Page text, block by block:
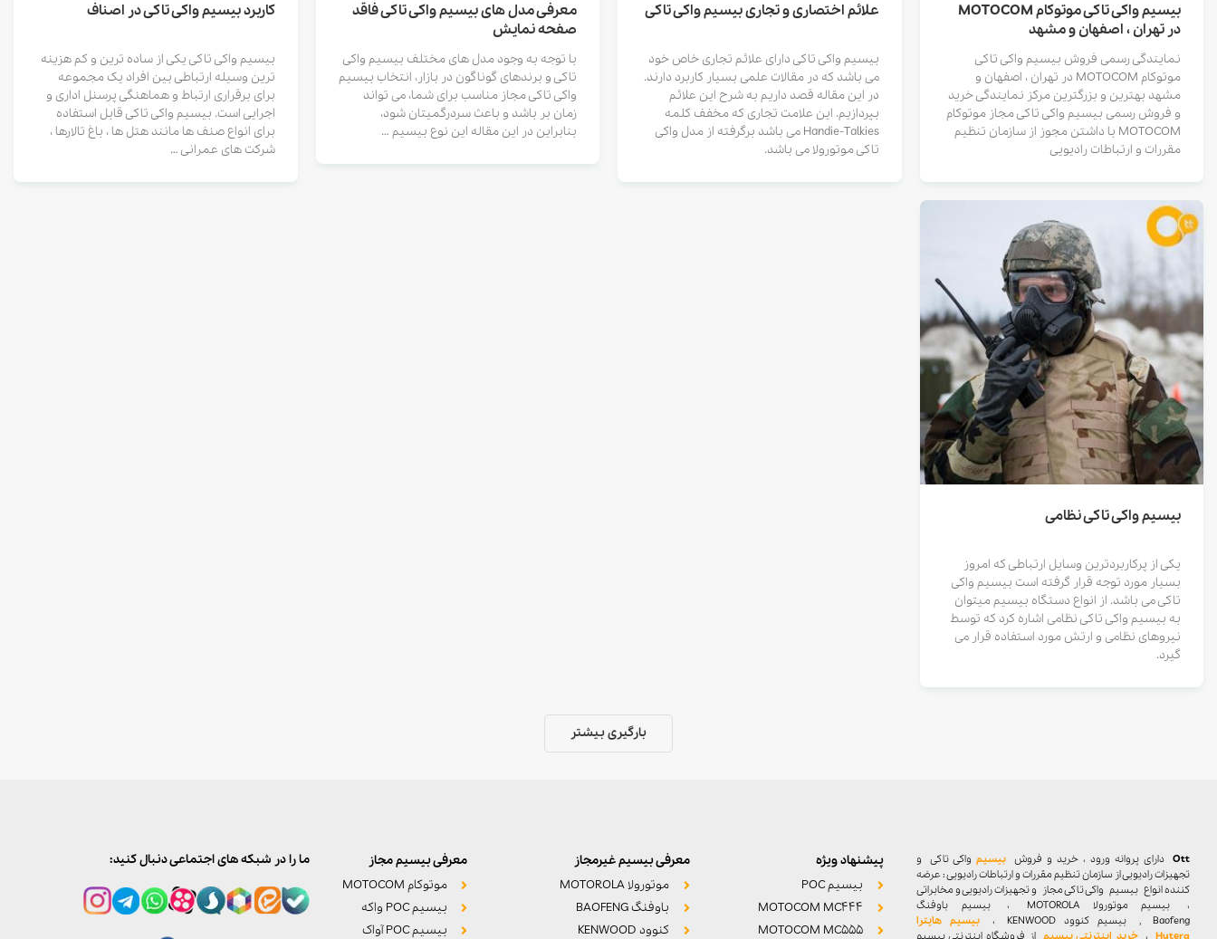
بیسیم واکی تاکی موتوکام MOTOCOM
در تهران ، اصفهان و مشهد
نمایندگی رسمی فروش بیسیم واکی تاکی
موتوکام MOTOCOM در تهران ، اصفهان و
مشهد بهترین و بزرگترین مرکز نمایندگی خرید
و فروش رسمی بیسیم واکی تاکی مجاز موتوکام
MOTOCOM با داشتن مجوز از سازمان تنظیم
مقررات و ارتباطات رادیویی
علائم اختصاری و تجاری بیسیم واکی تاکی
بیسیم واکی تاکی دارای علائم تجاری خاص خود
می باشد که در مقالات علمی بسیار کاربرد دارند.
در این مقاله قصد داریم به شرح این علائم
بپردازیم. این علامت تجاری که مخفف کلمه
Handie-Talkies می باشد برگرفته از مدل واکی
تاکی موتورولا می باشد.
معرفی مدل های بیسیم واکی تاکی فاقد
صفحه نمایش
با توجه به وجود مدل های مختلف بیسیم واکی
تاکی و برندهای گوناگون در بازار، انتخاب بیسیم
واکی تاکی مجاز مناسب برای شما، می تواند
زمان بر باشد و باعث سردرگمیتان شود،
بنابراین در این مقاله این نوع بیسیم …
کاربرد بیسیم واکی تاکی در اصناف
بیسیم واکی تاکی یکی از ساده ترین و کم هزینه
ترین وسیله ارتباطی بین افراد یک مجموعه
برای برقراری ارتباط و هماهنگی پرسنل اداری و
اجرایی است. بیسیم واکی تاکی قابل استفاده
برای انواع صنف ها مانند هتل ها ، باغ تالارها ،
شرکت های عمرانی …
بیسیم واکی تاکی نظامی
یکی از پرکاربردترین وسایل ارتباطی که امروز
بسیار مورد توجه قرار گرفته است بیسیم واکی
تاکی می باشد. از انواع دستگاه بیسیم میتوان
به بیسیم واکی تاکی نظامی اشاره کرد که توسط
نیروهای نظامی و ارتش مورد استفاده قرار می
گیرد.
بارگیری بیشتر
Ottدارای پروانه ورود ، خرید و فروش بیسیمواکی تاکی و
تجهیزات رادیویی از سازمان تنظیم مقررات و ارتباطات رادیویی : عرضه
کننده انواع بیسیم واکی تاکی مجاز و تجهیزات رادیویی و مخابراتی
، بیسیم موتورولا MOTOROLA ، بیسیم باوفنگ
Baofeng , بیسیم کنوود KENWOOD ،
بیسیم هایترا
Hytera، خرید اینترنتی بیسیم از فروشگاه اینترنتی بیسیم
پیشنهاد ویژه
بیسیم POC
MOTOCOM MC444
MOTOCOM MC555
معرفی بیسیم غیرمجاز
موتورولا MOTOROLA
باوفنگ BAOFENG
کنوود KENWOOD
معرفی بیسیم مجاز
موتوکام MOTOCOM
بیسیم POC واکه
بیسیم POC آواک
ما را در شبکه های اجتماعی دنبال کنید: